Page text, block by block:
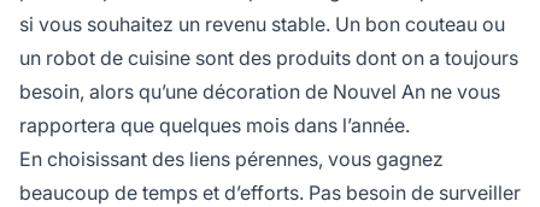
si vous souhaitez un revenu stable. Un bon couteau ou
un robot de cuisine sont des produits dont on a toujours
besoin, alors qu’une décoration de Nouvel An ne vous
rapportera que quelques mois dans l’année.
En choisissant des liens pérennes, vous gagnez
beaucoup de temps et d’efforts. Pas besoin de surveiller